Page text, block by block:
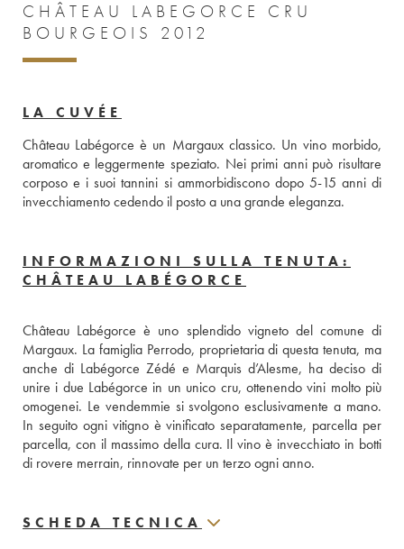
CHÂTEAU LABEGORCE CRU
BOURGEOIS 2012
LA CUVÉE
Château Labégorce è un Margaux classico. Un vino morbido,
aromatico e leggermente speziato. Nei primi anni può risultare
corposo e i suoi tannini si ammorbidiscono dopo 5-15 anni di
invecchiamento cedendo il posto a una grande eleganza.
INFORMAZIONI SULLA TENUTA:
CHÂTEAU LABÉGORCE
Château Labégorce è uno splendido vigneto del comune di
Margaux. La famiglia Perrodo, proprietaria di questa tenuta, ma
anche di Labégorce Zédé e Marquis d’Alesme, ha deciso di
unire i due Labégorce in un unico cru, ottenendo vini molto più
omogenei. Le vendemmie si svolgono esclusivamente a mano.
In seguito ogni vitigno è vinificato separatamente, parcella per
parcella, con il massimo della cura. Il vino è invecchiato in botti
di rovere merrain, rinnovate per un terzo ogni anno.
SCHEDA TECNICA